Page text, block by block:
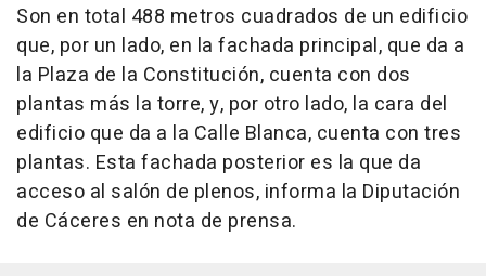
Son en total 488 metros cuadrados de un edificio
que, por un lado, en la fachada principal, que da a
la Plaza de la Constitución, cuenta con dos
plantas más la torre, y, por otro lado, la cara del
edificio que da a la Calle Blanca, cuenta con tres
plantas. Esta fachada posterior es la que da
acceso al salón de plenos, informa la Diputación
de Cáceres en nota de prensa.